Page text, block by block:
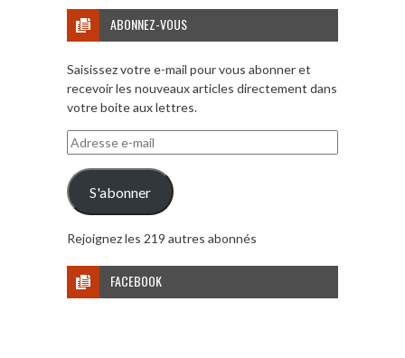
ABONNEZ-VOUS
Saisissez votre e-mail pour vous abonner et
recevoir les nouveaux articles directement dans
votre boite aux lettres.
Adresse
e-
mail
S'abonner
Rejoignez les 219 autres abonnés
FACEBOOK